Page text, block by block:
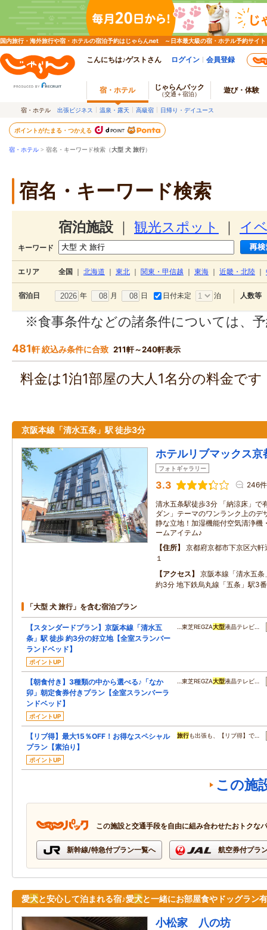
国内旅行・海外旅行や宿・ホテルの宿泊予約はじゃらんnet ～日本最大級の宿・ホテル予約サイト
こんにちは♪ゲストさん ログイン 会員登録
宿・ホテル じゃらんパック
（交通＋宿泊） 遊び・体験
宿・ホテル 出張ビジネス 温泉・露天 高級宿 日帰り・デイユース
ポイントがたまる・つかえる
宿・ホテル > 宿名・キーワード検索（大型 犬 旅行）
宿名・キーワード検索
宿泊施設 観光スポット イ
キーワード
エリア 全国 北海道 東北 関東・甲信越 東海 近畿・北陸
宿泊日 年 月 日 日付未定 泊 人数等
※食事条件などの諸条件については、
481軒 絞込み条件に合致 211軒～240軒表示
料金は1泊1部屋の大人1名分の料金で
京阪本線「清水五条」駅 徒歩3分
ホテルリブマックス京
フォトギャラリー
3.3 246件
清水五条駅徒歩3分 「納涼床」で
ダン」テーマのワンランク上のデ
静な立地！加湿機能付空気清浄機
ームアイテム♪
住所
京都府京都市下京区六
１
アクセス
京阪本線「清水五条
約3分 地下鉄烏丸線「五条」駅3
「大型 犬 旅行」を含む宿泊プラン
【スタンダードプラン】京阪本線「清水五
条」駅 徒歩 約3分の好立地【全室スランバー
ランドベッド】
ポイントUP
…東芝REGZA大型液晶テレビ…
【朝食付き】3種類の中から選べる♪「なか
卯」朝定食券付きプラン【全室スランバーラ
ンドベッド】
ポイントUP
…東芝REGZA大型液晶テレビ…
【リブ得】最大15％OFF！お得なスペシャル
プラン【素泊り】
ポイントUP
旅行も出張も、【リブ得】で…
この施
この施設と交通手段を自由に組み合わせたおトクな
新幹線/特急付プラン一覧へ 航空券付プラ
愛犬と安心して泊まれる宿♪愛犬と一緒にお部屋食やドッグラン
小松家 八の坊